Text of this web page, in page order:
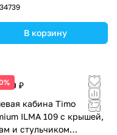
34739
В корзину
₽
кабина Timo
ILMA 109 с крышей,
и стульчиком